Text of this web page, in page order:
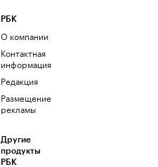
РБК
О компании
Контактная
информация
Редакция
Размещение
рекламы
Другие
продукты
РБК